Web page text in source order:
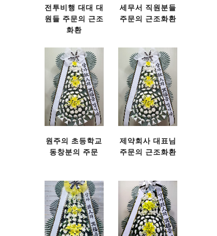
전투비행 대대 대
원들 주문의 근조
화환
세무서 직원분들
주문의 근조화환
원주의 초등학교
동창분의 주문
제약회사 대표님
주문의 근조화환